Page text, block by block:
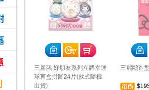
三麗鷗 好朋友系列立體幸運
球盲盒拼圖24片(款式隨機
出貨)
三麗鷗造